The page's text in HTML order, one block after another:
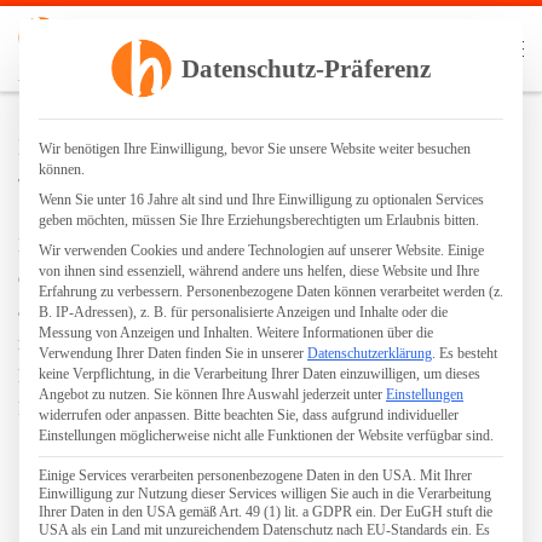
Parkettgrundreinigung | staubfreies Schleifen | Ölen | Lackieren
Search
Intarsien
von
Intarsien ornamentähnliche Einlagen im Trägermaterial
des eigentlichen Parkettbelages. Das Trägermaterial wird
ausgeschnitten oder ausgefräst und eine Form aus einer
meist anderen Holzart eingesetzt. Hierbei produzieren
Profis wunderschöne Verzierungen. Oft findet man
Intarsien in Verbindung mit Tafelparkett.
Datenschutz-Präferenz
Wir benötigen Ihre Einwilligung, bevor Sie unsere Website weiter besuchen
können.
Wenn Sie unter 16 Jahre alt sind und Ihre Einwilligung zu optionalen Services
geben möchten, müssen Sie Ihre Erziehungsberechtigten um Erlaubnis bitten.
Wir verwenden Cookies und andere Technologien auf unserer Website. Einige
von ihnen sind essenziell, während andere uns helfen, diese Website und Ihre
Erfahrung zu verbessern. Personenbezogene Daten können verarbeitet werden (z.
B. IP-Adressen), z. B. für personalisierte Anzeigen und Inhalte oder die
Messung von Anzeigen und Inhalten. Weitere Informationen über die
Verwendung Ihrer Daten finden Sie in unserer Datenschutzerklärung. Es besteht
keine Verpflichtung, in die Verarbeitung Ihrer Daten einzuwilligen, um dieses
Angebot zu nutzen. Sie können Ihre Auswahl jederzeit unter Einstellungen
widerrufen oder anpassen. Bitte beachten Sie, dass aufgrund individueller
Einstellungen möglicherweise nicht alle Funktionen der Website verfügbar sind.
Einige Services verarbeiten personenbezogene Daten in den USA. Mit Ihrer
Einwilligung zur Nutzung dieser Services willigen Sie auch in die Verarbeitung
Ihrer Daten in den USA gemäß Art. 49 (1) lit. a GDPR ein. Der EuGH stuft die
USA als ein Land mit unzureichendem Datenschutz nach EU-Standards ein. Es